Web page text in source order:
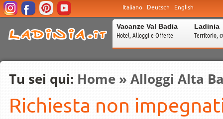
Italiano Deutsch English
Vacanze Val Badia
Hotel, Alloggi e Offerte
Ladinia
Territorio,
Tu sei qui: Home » Alloggi Alta
Richiesta non